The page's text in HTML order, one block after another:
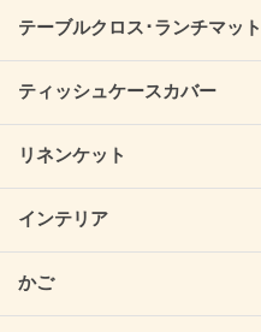
テーブルクロス･ランチマット
ティッシュケースカバー
リネンケット
インテリア
かご